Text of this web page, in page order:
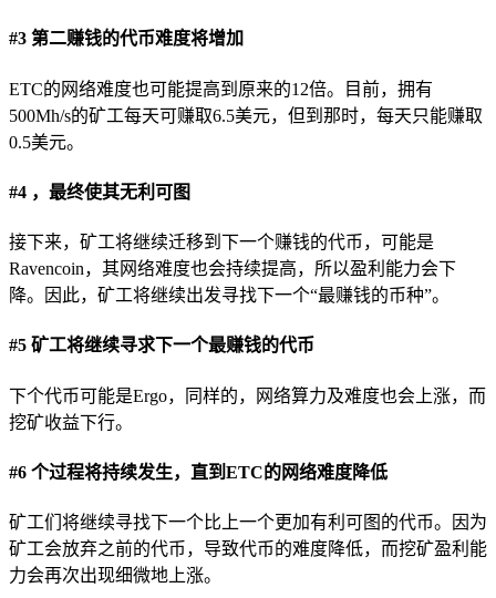
#3 第二赚钱的代币难度将增加
ETC的网络难度也可能提高到原来的12倍。目前，拥有
500Mh/s的矿工每天可赚取6.5美元，但到那时，每天只能赚取
0.5美元。
#4 ，最终使其无利可图
接下来，矿工将继续迁移到下一个赚钱的代币，可能是
Ravencoin，其网络难度也会持续提高，所以盈利能力会下
降。因此，矿工将继续出发寻找下一个“最赚钱的币种”。
#5 矿工将继续寻求下一个最赚钱的代币
下个代币可能是Ergo，同样的，网络算力及难度也会上涨，而
挖矿收益下行。
#6 个过程将持续发生，直到ETC的网络难度降低
矿工们将继续寻找下一个比上一个更加有利可图的代币。因为
矿工会放弃之前的代币，导致代币的难度降低，而挖矿盈利能
力会再次出现细微地上涨。